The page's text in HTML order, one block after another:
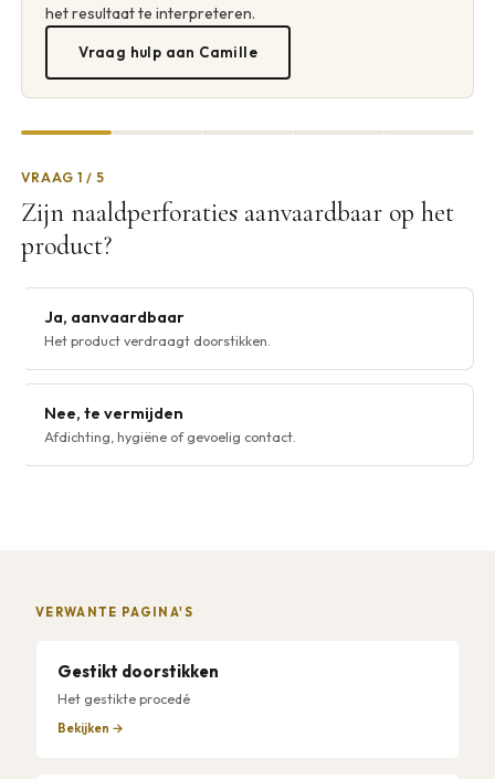
het resultaat te interpreteren.
Vraag hulp aan Camille
VRAAG 1 / 5
Zijn naaldperforaties aanvaardbaar op het
product?
Ja, aanvaardbaar
Het product verdraagt doorstikken.
Nee, te vermijden
Afdichting, hygiëne of gevoelig contact.
VERWANTE PAGINA'S
Gestikt doorstikken
Het gestikte procedé
Bekijken →